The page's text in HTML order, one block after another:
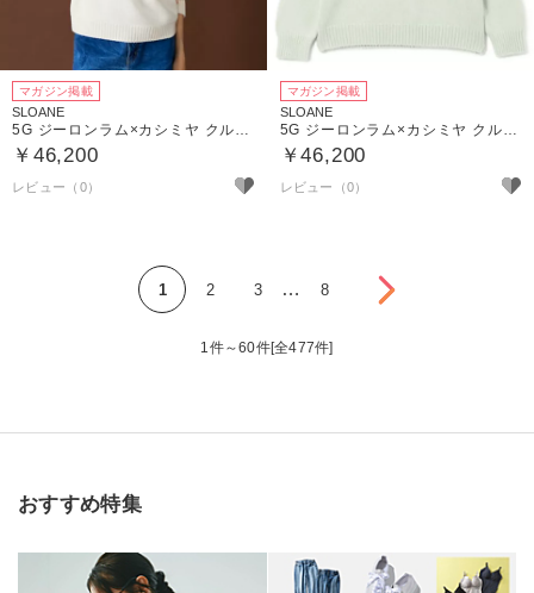
マガジン掲載
SLOANE
5G ジーロンラム×カシミヤ クルーネック
￥46,200
マガジン掲載
SLOANE
5G ジーロンラム×カシミヤ クルーネック
￥46,200
1 2 3 … 8 次へ
1件～60件[全477件]
おすすめ特集